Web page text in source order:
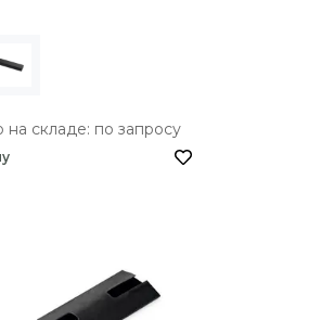
на складе: по запросу